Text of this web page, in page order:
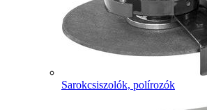
Sarokcsiszolók, polírozók